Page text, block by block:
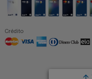
Crédito